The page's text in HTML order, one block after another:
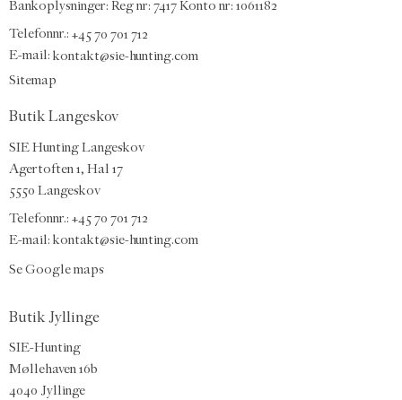
Bankoplysninger: Reg nr: 7417 Konto nr: 1061182
Telefonnr.: +45 70 701 712
E-mail: kontakt@sie-hunting.com
Sitemap
Butik Langeskov
SIE Hunting Langeskov
Agertoften 1, Hal 17
5550 Langeskov
Telefonnr.: +45 70 701 712
E-mail: kontakt@sie-hunting.com
Se Google maps
Butik Jyllinge
SIE-Hunting
Møllehaven 16b
4040 Jyllinge